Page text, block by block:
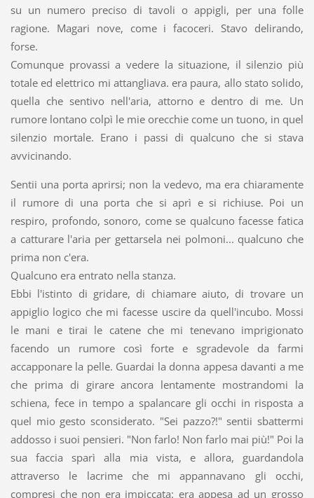
su un numero preciso di tavoli o appigli, per una folle
ragione. Magari nove, come i facoceri. Stavo delirando,
forse.
Comunque provassi a vedere la situazione, il silenzio più
totale ed elettrico mi attangliava. era paura, allo stato solido,
quella che sentivo nell'aria, attorno e dentro di me. Un
rumore lontano colpì le mie orecchie come un tuono, in quel
silenzio mortale. Erano i passi di qualcuno che si stava
avvicinando.
Sentii una porta aprirsi; non la vedevo, ma era chiaramente
il rumore di una porta che si aprì e si richiuse. Poi un
respiro, profondo, sonoro, come se qualcuno facesse fatica
a catturare l'aria per gettarsela nei polmoni... qualcuno che
prima non c'era.
Qualcuno era entrato nella stanza.
Ebbi l'istinto di gridare, di chiamare aiuto, di trovare un
appiglio logico che mi facesse uscire da quell'incubo. Mossi
le mani e tirai le catene che mi tenevano imprigionato
facendo un rumore così forte e sgradevole da farmi
accapponare la pelle. Guardai la donna appesa davanti a me
che prima di girare ancora lentamente mostrandomi la
schiena, fece in tempo a spalancare gli occhi in risposta a
quel mio gesto sconsiderato. "Sei pazzo?!" sentii sbattermi
addosso i suoi pensieri. "Non farlo! Non farlo mai più!" Poi la
sua faccia sparì alla mia vista, e allora, guardandola
attraverso le lacrime che mi appannavano gli occhi,
compresi che non era impiccata: era appesa ad un grosso